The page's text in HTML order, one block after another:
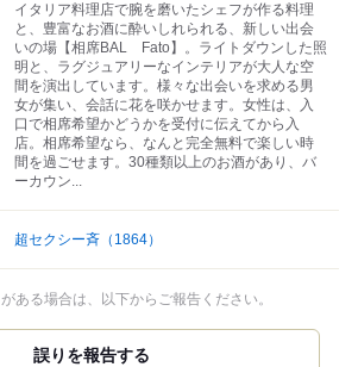
イタリア料理店で腕を磨いたシェフが作る料理
と、豊富なお酒に酔いしれられる、新しい出会
いの場【相席BAL Fato】。ライトダウンした照
明と、ラグジュアリーなインテリアが大人な空
間を演出しています。様々な出会いを求める男
女が集い、会話に花を咲かせます。女性は、入
口で相席希望かどうかを受付に伝えてから入
店。相席希望なら、なんと完全無料で楽しい時
間を過ごせます。30種類以上のお酒があり、バ
ーカウン...
超セクシー斉 （1864）
ある場合は、以下からご報告ください。
誤りを報告する